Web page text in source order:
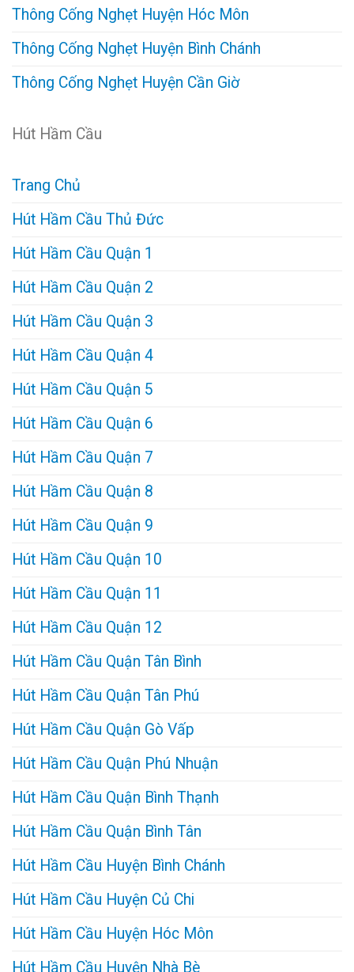
Thông Cống Nghẹt Huyện Hóc Môn
Thông Cống Nghẹt Huyện Bình Chánh
Thông Cống Nghẹt Huyện Cần Giờ
Hút Hầm Cầu
Trang Chủ
Hút Hầm Cầu Thủ Đức
Hút Hầm Cầu Quận 1
Hút Hầm Cầu Quận 2
Hút Hầm Cầu Quận 3
Hút Hầm Cầu Quận 4
Hút Hầm Cầu Quận 5
Hút Hầm Cầu Quận 6
Hút Hầm Cầu Quận 7
Hút Hầm Cầu Quận 8
Hút Hầm Cầu Quận 9
Hút Hầm Cầu Quận 10
Hút Hầm Cầu Quận 11
Hút Hầm Cầu Quận 12
Hút Hầm Cầu Quận Tân Bình
Hút Hầm Cầu Quận Tân Phú
Hút Hầm Cầu Quận Gò Vấp
Hút Hầm Cầu Quận Phú Nhuận
Hút Hầm Cầu Quận Bình Thạnh
Hút Hầm Cầu Quận Bình Tân
Hút Hầm Cầu Huyện Bình Chánh
Hút Hầm Cầu Huyện Củ Chi
Hút Hầm Cầu Huyện Hóc Môn
Hút Hầm Cầu Huyện Nhà Bè